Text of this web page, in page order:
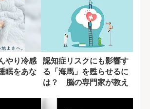
やり冷感
眠をあな
認知症リスクにも影響す
る「海馬」を甦らせるに
は？ 脳の専門家が教え